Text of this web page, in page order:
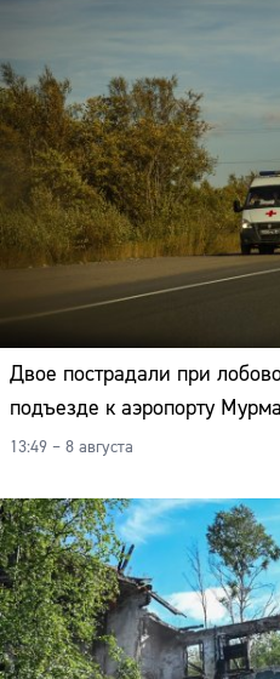
Двое пострадали при
подъезде к аэропорту
13:49 – 8 августа